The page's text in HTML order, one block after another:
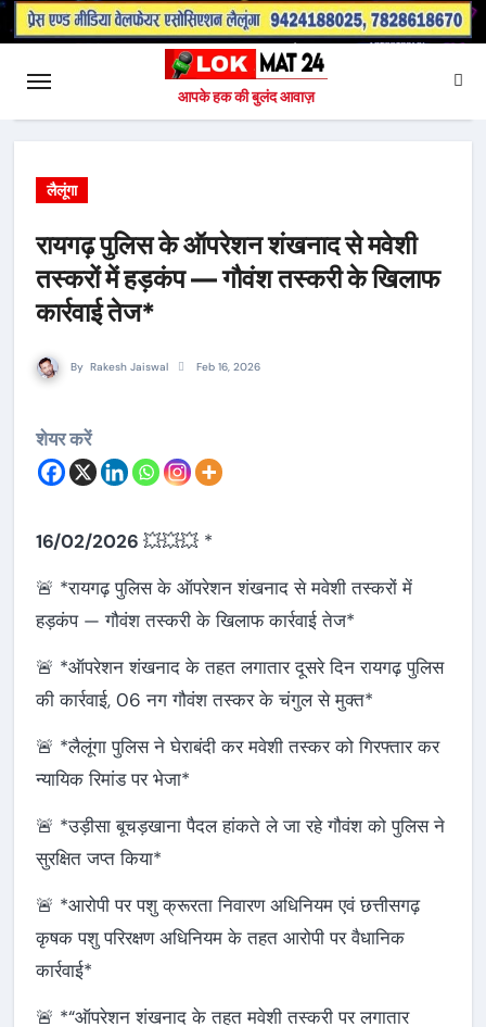
आपके हक की बुलंद आवाज़
लैलूंगा
रायगढ़ पुलिस के ऑपरेशन शंखनाद से मवेशी
तस्करों में हड़कंप — गौवंश तस्करी के खिलाफ
कार्रवाई तेज*
By Rakesh Jaiswal Feb 16, 2026
शेयर करें
16/02/2026 💥💥💥 *
🚨 *रायगढ़ पुलिस के ऑपरेशन शंखनाद से मवेशी तस्करों में
हड़कंप — गौवंश तस्करी के खिलाफ कार्रवाई तेज*
🚨 *ऑपरेशन शंखनाद के तहत लगातार दूसरे दिन रायगढ़ पुलिस
की कार्रवाई, 06 नग गौवंश तस्कर के चंगुल से मुक्त*
🚨 *लैलूंगा पुलिस ने घेराबंदी कर मवेशी तस्कर को गिरफ्तार कर
न्यायिक रिमांड पर भेजा*
🚨 *उड़ीसा बूचड़खाना पैदल हांकते ले जा रहे गौवंश को पुलिस ने
सुरक्षित जप्त किया*
🚨 *आरोपी पर पशु क्रूरता निवारण अधिनियम एवं छत्तीसगढ़
कृषक पशु परिरक्षण अधिनियम के तहत आरोपी पर वैधानिक
कार्रवाई*
🚨 *“ऑपरेशन शंखनाद के तहत मवेशी तस्करी पर लगातार